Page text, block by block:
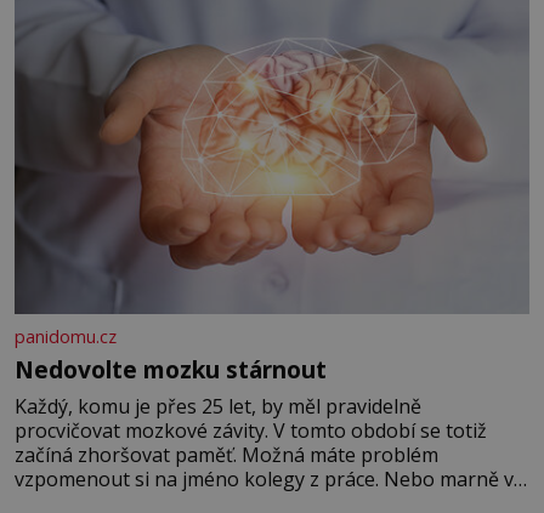
panidomu.cz
Nedovolte mozku stárnout
Každý, komu je přes 25 let, by měl pravidelně
procvičovat mozkové závity. V tomto období se totiž
začíná zhoršovat paměť. Možná máte problém
vzpomenout si na jméno kolegy z práce. Nebo marně v